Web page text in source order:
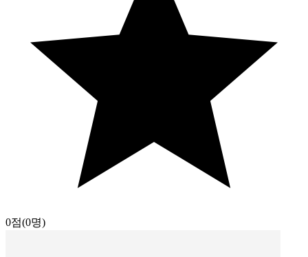
0점(0명)